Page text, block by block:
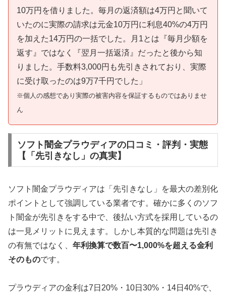
10万円を借りました。毎月の返済額は4万円と聞いて
いたのに実際の請求は元金10万円に利息40%の4万円
を加えた14万円の一括でした。月1とは『毎月少額を
返す』ではなく『翌月一括返済』だったと後から知
りました。手数料3,000円も先引きされており、実際
に受け取ったのは9万7千円でした」
※個人の感想であり実際の被害内容を保証するものではありませ
ん
ソフト闇金プラウディアの口コミ・評判・実態
【「先引きなし」の真実】
ソフト闇金プラウディアは「先引きなし」を最大の差別化
ポイントとして強調している業者です。確かに多くのソフ
ト闇金が先引きをする中で、後払い方式を採用しているの
は一見メリットに見えます。しかし本質的な問題は先引き
の有無ではなく、 年利換算で数百〜1,000%を超える金利
そのものです。
プラウディアの金利は7日20%・10日30%・14日40%で、